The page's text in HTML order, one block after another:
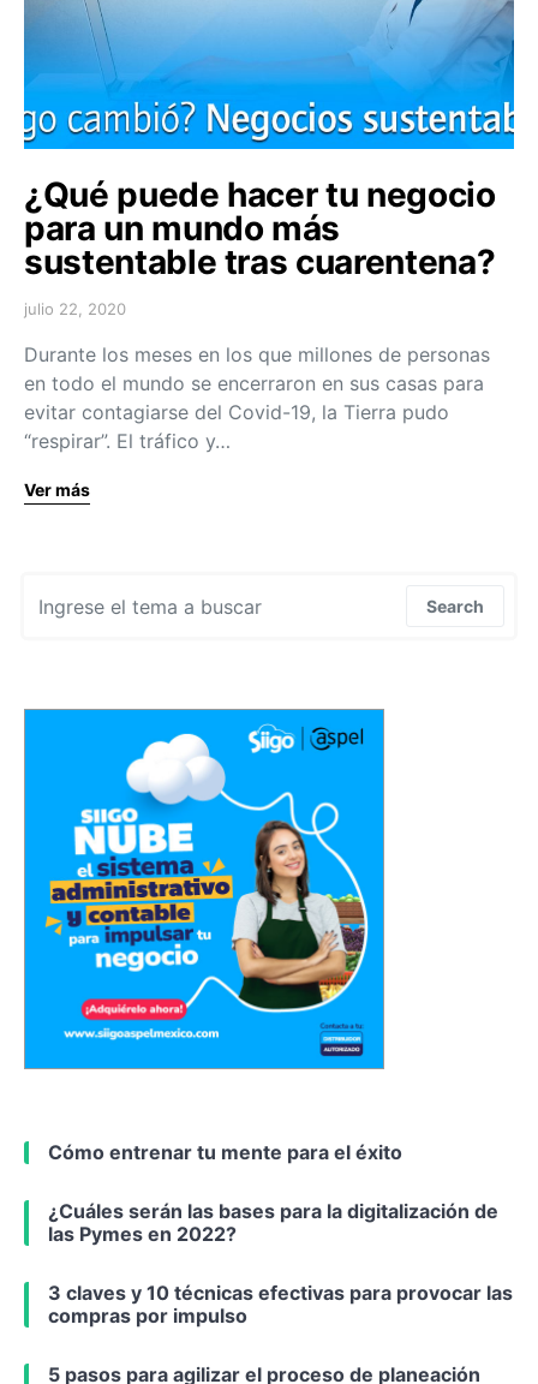
¿Qué puede hacer tu negocio
para un mundo más
sustentable tras cuarentena?
julio 22, 2020
Durante los meses en los que millones de personas
en todo el mundo se encerraron en sus casas para
evitar contagiarse del Covid-19, la Tierra pudo
“respirar”. El tráfico y…
Ver más
Search
Cómo entrenar tu mente para el éxito
¿Cuáles serán las bases para la digitalización de
las Pymes en 2022?
3 claves y 10 técnicas efectivas para provocar las
compras por impulso
5 pasos para agilizar el proceso de planeación